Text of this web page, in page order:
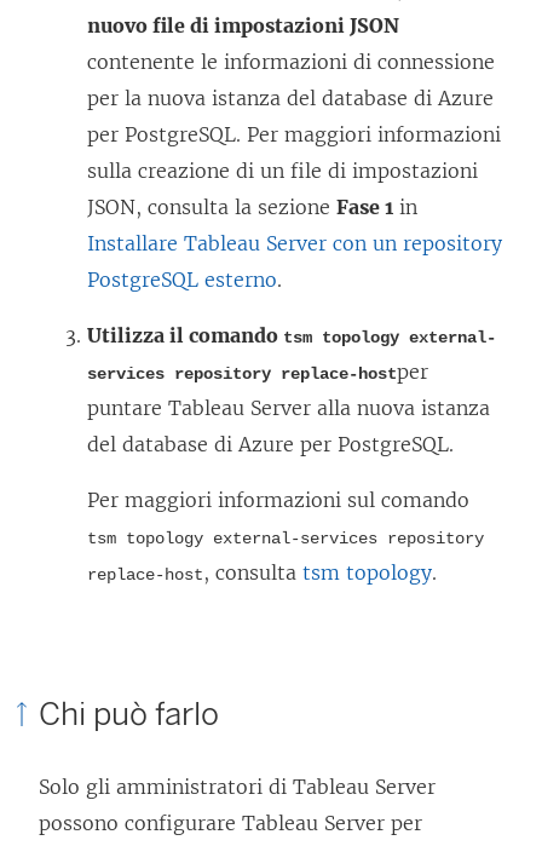
nuovo file di impostazioni JSON
contenente le informazioni di connessione
per la nuova istanza del database di Azure
per PostgreSQL. Per maggiori informazioni
sulla creazione di un file di impostazioni
JSON, consulta la sezione Fase 1 in
Installare Tableau Server con un repository
PostgreSQL esterno.
Utilizza il comando tsm topology external-
services repository replace-hostper
puntare Tableau Server alla nuova istanza
del database di Azure per PostgreSQL.
Per maggiori informazioni sul comando
tsm topology external-services repository
replace-host, consulta tsm topology.
Chi può farlo
Solo gli amministratori di Tableau Server
possono configurare Tableau Server per